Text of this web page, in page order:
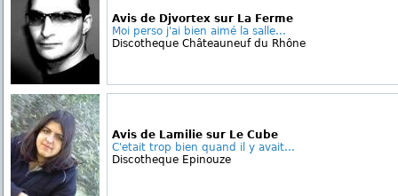
Avis de Djvortex sur La Ferme
Moi perso j'ai bien aimé la salle...
Discotheque Châteauneuf du Rhône
Avis de Lamilie sur Le Cube
C'etait trop bien quand il y avait...
Discotheque Epinouze